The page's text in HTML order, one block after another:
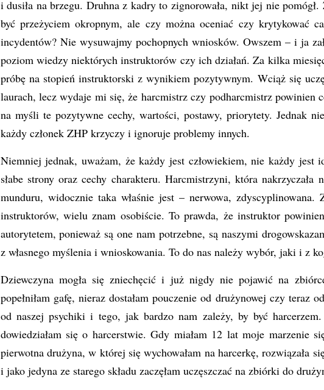
i dusiła na brzegu. Druhna z kadry to zignorowała, nikt jej nie
być przeżyciem okropnym, ale czy można oceniać czy krytykować
incydentów? Nie wysuwajmy pochopnych wniosków. Owszem – i ja
poziom wiedzy niektórych instruktorów czy ich działań. Za kilka
próbę na stopień instruktorski z wynikiem pozytywnym. Wciąż się
laurach, lecz wydaje mi się, że harcmistrz czy podharcmistrz powinien
na myśli te pozytywne cechy, wartości, postawy, priorytety. Jednak
każdy członek ZHP krzyczy i ignoruje problemy innych.
Niemniej jednak, uważam, że każdy jest człowiekiem, nie każdy jest
słabe strony oraz cechy charakteru. Harcmistrzyni, która nakrzyczała
munduru, widocznie taka właśnie jest – nerwowa, zdyscyplinowana.
instruktorów, wielu znam osobiście. To prawda, że instruktor
autorytetem, ponieważ są one nam potrzebne, są naszymi
z własnego myślenia i wnioskowania. To do nas należy wybór, jaki i z
Dziewczyna mogła się zniechęcić i już nigdy nie pojawić na
popełniłam gafę, nieraz dostałam pouczenie od drużynowej czy teraz
od naszej psychiki i tego, jak bardzo nam zależy, by być
dowiedziałam się o harcerstwie. Gdy miałam 12 lat moje marzenie
pierwotna drużyna, w której się wychowałam na harcerkę, rozwiązała
i jako jedyna ze starego składu zaczęłam uczęszczać na zbiórki do